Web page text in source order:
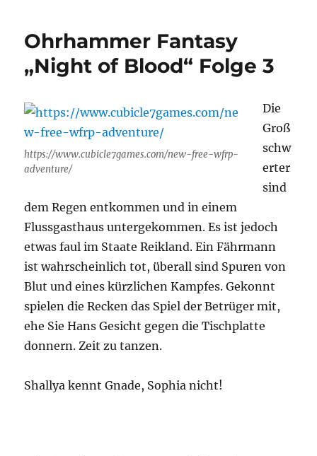
of
Folge
Ohrhammer Fantasy
„Night of Blood“ Folge 3
https://www.cubicle7games.com/new-free-wfrp-
adventure/
Die
Groß
schw
erter
sind
dem Regen entkommen und in einem
Flussgasthaus untergekommen. Es ist jedoch
etwas faul im Staate Reikland. Ein Fährmann
ist wahrscheinlich tot, überall sind Spuren von
Blut und eines kürzlichen Kampfes. Gekonnt
spielen die Recken das Spiel der Betrüger mit,
ehe Sie Hans Gesicht gegen die Tischplatte
donnern. Zeit zu tanzen.
Shallya kennt Gnade, Sophia nicht!